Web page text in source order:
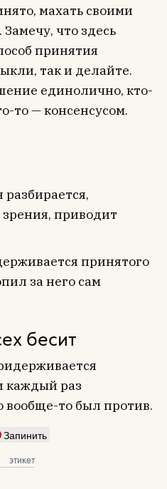
махать своими
что здесь
принятия
так и делайте.
единолично, кто-
то — консенсусом.
приводит
принятого
за него сам
бесит
каждый раз
вообще-то был против.
Запинить
этикет